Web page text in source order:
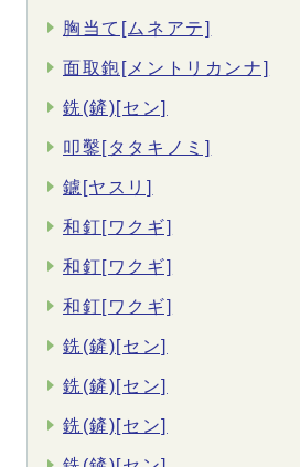
胸当て[ムネアテ]
面取鉋[メントリカンナ]
銑(鏟)[セン]
叩鑿[タタキノミ]
鑢[ヤスリ]
和釘[ワクギ]
和釘[ワクギ]
和釘[ワクギ]
銑(鏟)[セン]
銑(鏟)[セン]
銑(鏟)[セン]